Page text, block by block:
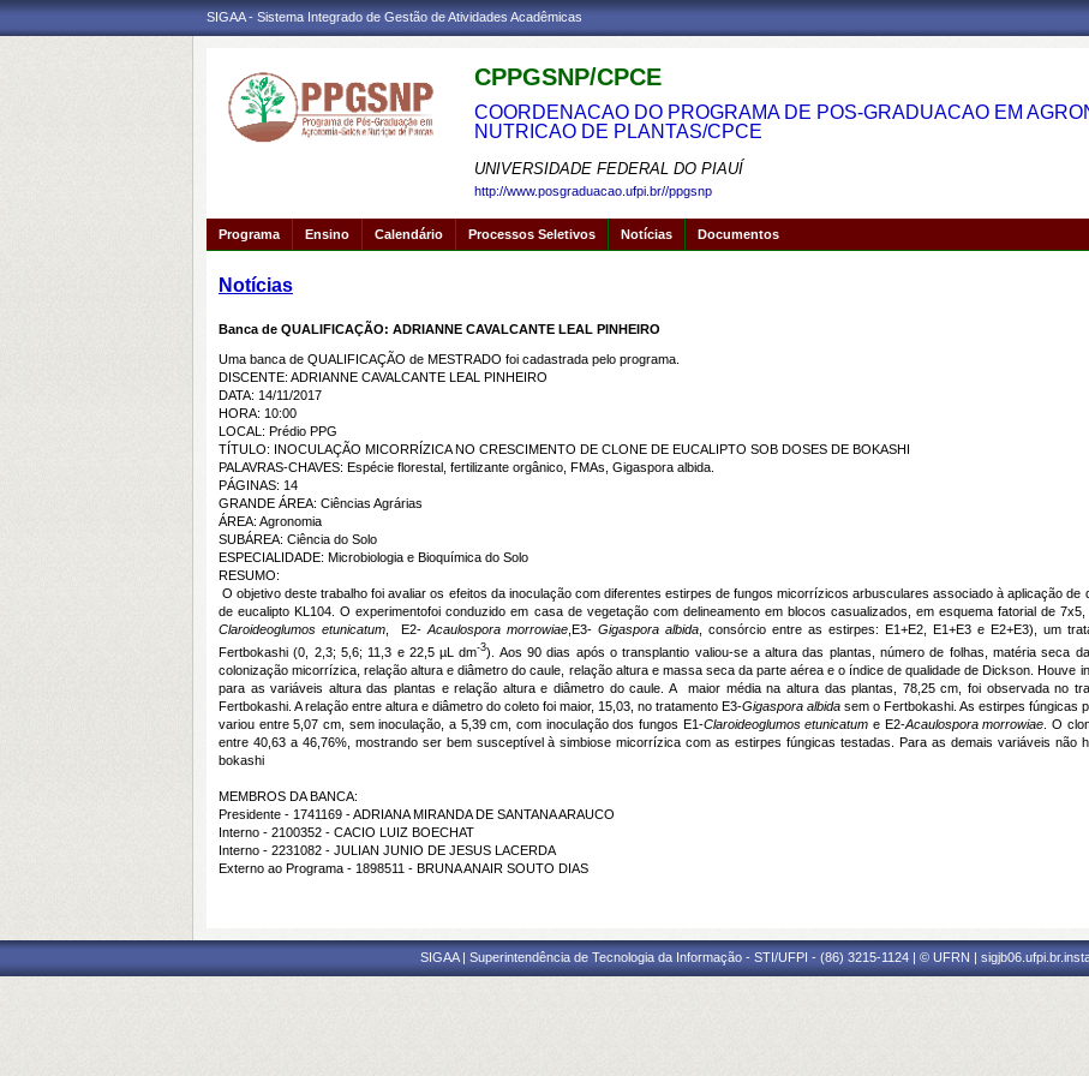
SIGAA - Sistema Integrado de Gestão de Atividades Acadêmicas
CPPGSNP/CPCE
COORDENACAO DO PROGRAMA DE POS-GRADUACAO EM
NUTRICAO DE PLANTAS/CPCE
UNIVERSIDADE FEDERAL DO PIAUÍ
http://www.posgraduacao.ufpi.br//ppgsnp
Programa Ensino Calendário Processos Seletivos Notícias Documentos
Notícias
Banca de QUALIFICAÇÃO: ADRIANNE CAVALCANTE LEAL PINHEIRO
Uma banca de QUALIFICAÇÃO de MESTRADO foi cadastrada pelo programa.
DISCENTE: ADRIANNE CAVALCANTE LEAL PINHEIRO
DATA: 14/11/2017
HORA: 10:00
LOCAL: Prédio PPG
TÍTULO: INOCULAÇÃO MICORRÍZICA NO CRESCIMENTO DE CLONE DE EUCALIPTO SOB DOSES DE BOKASHI
PALAVRAS-CHAVES: Espécie florestal, fertilizante orgânico, FMAs, Gigaspora albida.
PÁGINAS: 14
GRANDE ÁREA: Ciências Agrárias
ÁREA: Agronomia
SUBÁREA: Ciência do Solo
ESPECIALIDADE: Microbiologia e Bioquímica do Solo
RESUMO:
O objetivo deste trabalho foi avaliar os efeitos da inoculação com diferentes estirpes de fungos micorrízicos arbusculares associado à aplicação
de eucalipto KL104. O experimentofoi conduzido em casa de vegetação com delineamento em blocos casualizados, em esquema fatorial de
Claroideoglumos etunicatum , E2- Acaulospora morrowiae ,E3- Gigaspora albida , consórcio entre as estirpes: E1+E2, E1+E3 e E2+E3), um
Fertbokashi (0, 2,3; 5,6; 11,3 e 22,5 µL dm-3). Aos 90 dias após o transplantio valiou-se a altura das plantas, número de folhas, matéria seca
colonização micorrízica, relação altura e diâmetro do caule, relação altura e massa seca da parte aérea e o índice de qualidade de Dickson. Houve
para as variáveis altura das plantas e relação altura e diâmetro do caule. A maior média na altura das plantas, 78,25 cm, foi observada no
Fertbokashi. A relação entre altura e diâmetro do coleto foi maior, 15,03, no tratamento E3-Gigaspora albida sem o Fertbokashi. As estirpes fúngicas
variou entre 5,07 cm, sem inoculação, a 5,39 cm, com inoculação dos fungos E1-Claroideoglumos etunicatum e E2-Acaulospora morrowiae . O
entre 40,63 a 46,76%, mostrando ser bem susceptível à simbiose micorrízica com as estirpes fúngicas testadas. Para as demais variáveis não
bokashi
MEMBROS DA BANCA:
Presidente - 1741169 - ADRIANA MIRANDA DE SANTANA ARAUCO
Interno - 2100352 - CACIO LUIZ BOECHAT
Interno - 2231082 - JULIAN JUNIO DE JESUS LACERDA
Externo ao Programa - 1898511 - BRUNA ANAIR SOUTO DIAS
SIGAA | Superintendência de Tecnologia da Informação - STI/UFPI - (86) 3215-1124 | © UFRN |